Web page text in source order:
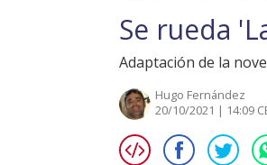
Se rueda
Adaptación de la
Hugo Fernández
20/10/2021 | 14:09